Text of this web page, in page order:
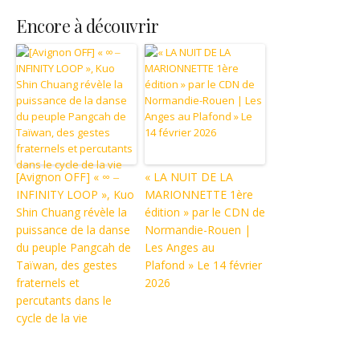
Encore à découvrir
[Avignon OFF] « ∞ ‒
INFINITY LOOP », Kuo
Shin Chuang révèle la
puissance de la danse
du peuple Pangcah de
Taïwan, des gestes
fraternels et
percutants dans le
cycle de la vie
« LA NUIT DE LA
MARIONNETTE 1ère
édition » par le CDN de
Normandie-Rouen |
Les Anges au
Plafond » Le 14 février
2026